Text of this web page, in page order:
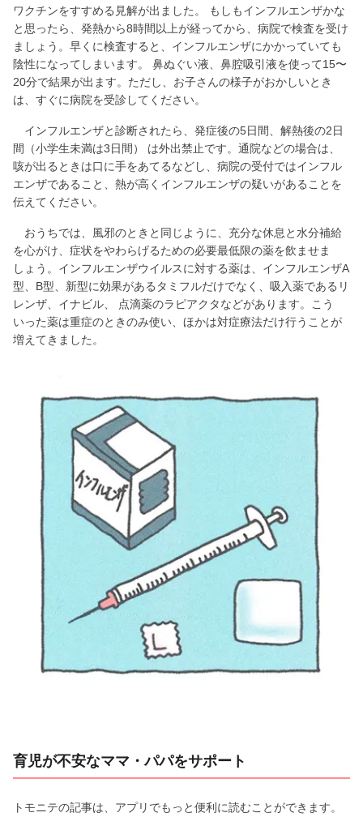
ワクチンをすすめる見解が出ました。 もしもインフルエンザかな
と思ったら、発熱から8時間以上が経ってから、病院で検査を受け
ましょう。早くに検査すると、インフルエンザにかかっていても
陰性になってしまいます。 鼻ぬぐい液、鼻腔吸引液を使って15〜
20分で結果が出ます。ただし、お子さんの様子がおかしいとき
は、すぐに病院を受診してください。
インフルエンザと診断されたら、発症後の5日間、解熱後の2日
間（小学生未満は3日間） は外出禁止です。通院などの場合は、
咳が出るときは口に手をあてるなどし、病院の受付ではインフル
エンザであること、熱が高くインフルエンザの疑いがあることを
伝えてください。
おうちでは、風邪のときと同じように、充分な休息と水分補給
を心がけ、症状をやわらげるための必要最低限の薬を飲ませま
しょう。インフルエンザウイルスに対する薬は、インフルエンザA
型、B型、新型に効果があるタミフルだけでなく、吸入薬であるリ
レンザ、イナビル、 点滴薬のラピアクタなどがあります。こう
いった薬は重症のときのみ使い、ほかは対症療法だけ行うことが
増えてきました。
育児が不安なママ・パパをサポート
トモニテの記事は、アプリでもっと便利に読むことができます。